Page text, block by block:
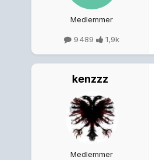
Medlemmer
9 489 1,9k
kenzzz
Medlemmer